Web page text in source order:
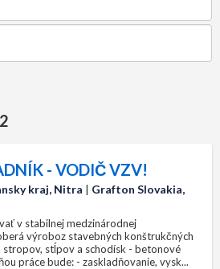
- VODIČ VZV!
kraj, Nitra | Grafton Slovakia,
v stabilnej medzinárodnej
výroboz stavebných konštrukčných
stropov, stĺpov a schodísk - betonové
práce bude: - zaskladňovanie, vysk...